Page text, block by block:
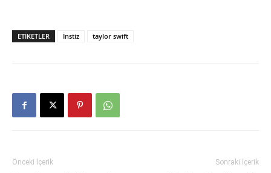
ETIKETLER İnstiz taylor swift
Önceki İçerik Sonraki İçerik